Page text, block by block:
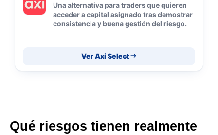
Una alternativa para traders que quieren
acceder a capital asignado tras demostrar
consistencia y buena gestión del riesgo.
Ver Axi Select
Qué riesgos tienen realmente